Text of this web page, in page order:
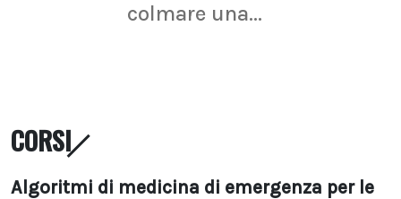
colmare una...
CORSI
Algoritmi di medicina di emergenza per le